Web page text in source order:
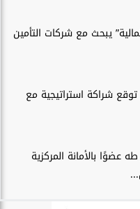
يبحث مع شركات التأمين
شراكة استراتيجية مع
عضوًا بالأمانة المركزية